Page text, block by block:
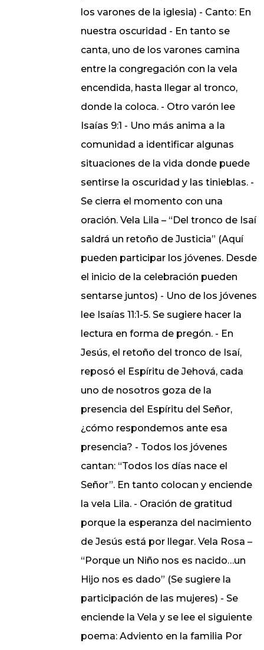
los varones de la iglesia) - Canto: En
nuestra oscuridad - En tanto se
canta, uno de los varones camina
entre la congregación con la vela
encendida, hasta llegar al tronco,
donde la coloca. - Otro varón lee
Isaías 9:1 - Uno más anima a la
comunidad a identificar algunas
situaciones de la vida donde puede
sentirse la oscuridad y las tinieblas. -
Se cierra el momento con una
oración. Vela Lila – “Del tronco de Isaí
saldrá un retoño de Justicia” (Aquí
pueden participar los jóvenes. Desde
el inicio de la celebración pueden
sentarse juntos) - Uno de los jóvenes
lee Isaías 11:1-5. Se sugiere hacer la
lectura en forma de pregón. - En
Jesús, el retoño del tronco de Isaí,
reposó el Espíritu de Jehová, cada
uno de nosotros goza de la
presencia del Espíritu del Señor,
¿cómo respondemos ante esa
presencia? - Todos los jóvenes
cantan: “Todos los días nace el
Señor”. En tanto colocan y enciende
la vela Lila. - Oración de gratitud
porque la esperanza del nacimiento
de Jesús está por llegar. Vela Rosa –
“Porque un Niño nos es nacido…un
Hijo nos es dado” (Se sugiere la
participación de las mujeres) - Se
enciende la Vela y se lee el siguiente
poema: Adviento en la familia Por